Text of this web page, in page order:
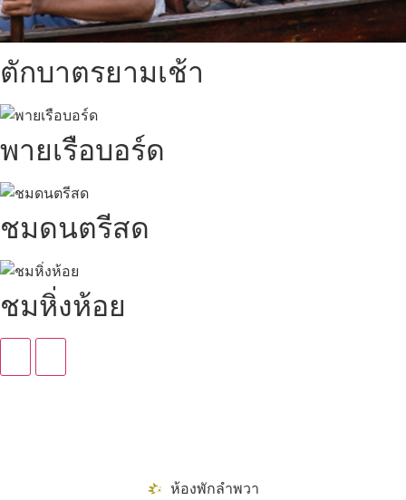
ตักบาตรยามเช้า
พายเรือบอร์ด
ชมดนตรีสด
ชมหิ่งห้อย
ห้องพักลำพวา